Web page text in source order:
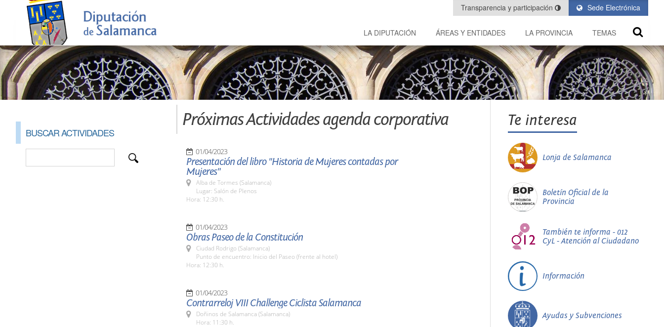
Sede Electrónica
Transparencia y participación
LA DIPUTACIÓN ÁREAS Y ENTIDADES LA PROVINCIA TEMAS
BUSCAR ACTIVIDADES
Próximas Actividades agenda corporativa
01/04/2023
Presentación del libro "Historia de Mujeres contadas por
Mujeres"
Alba de Tormes (Salamanca)
Lugar: Salón de Plenos
Hora: 12:30 h.
01/04/2023
Obras Paseo de la Constitución
Ciudad Rodrigo (Salamanca)
Punto de encuentro: Inicio del Paseo (frente al hotel)
Hora: 12:30 h.
01/04/2023
Contrarreloj VIII Challenge Ciclista Salamanca
Doñinos de Salamanca (Salamanca)
Hora: 11:30 h.
Te interesa
Lonja de Salamanca
Boletín Oficial de la
Provincia
También te informa - 012
CyL - Atención al Ciudadano
Información
Ayudas y Subvenciones